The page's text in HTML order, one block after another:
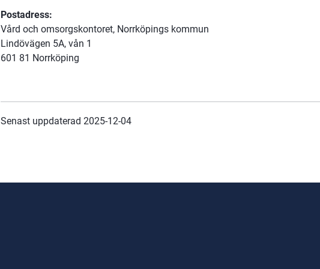
Postadress:
Vård och omsorgskontoret, Norrköpings kommun
Lindövägen 5A, vån 1
601 81 Norrköping
Senast uppdaterad 2025-12-04